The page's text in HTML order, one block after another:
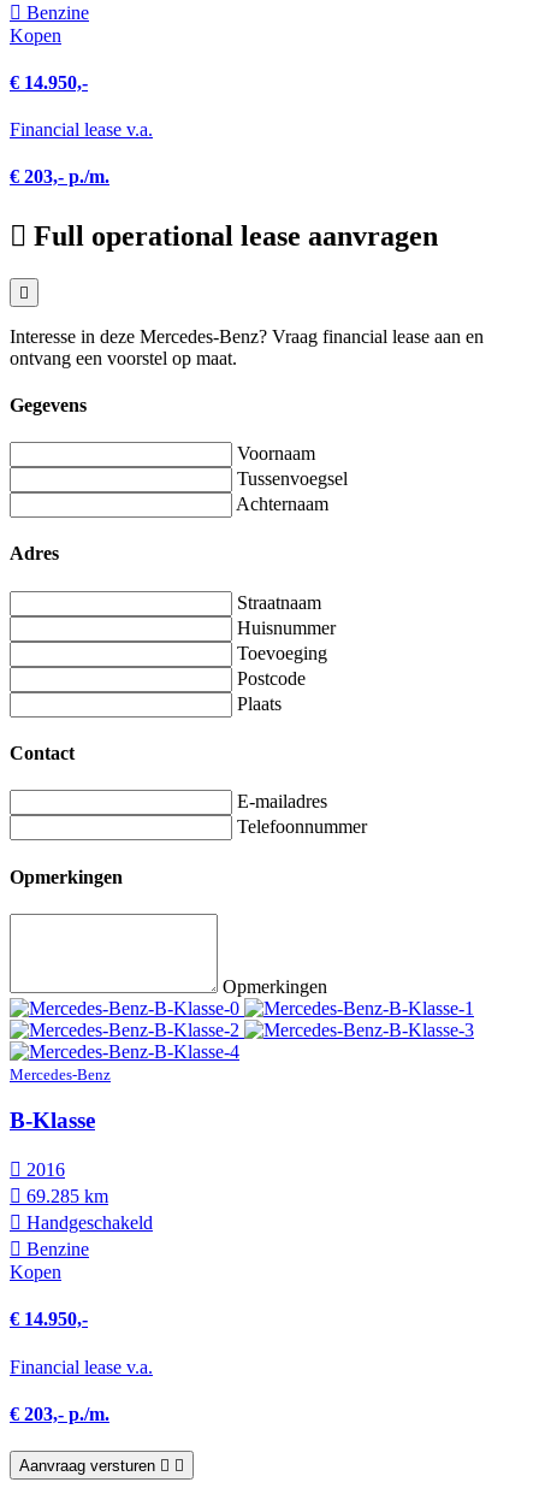
Benzine
Kopen
€ 14.950,-
Financial lease v.a.
€ 203,- p./m.
Full operational lease aanvragen
Interesse in deze Mercedes-Benz? Vraag financial lease aan en
ontvang een voorstel op maat.
Gegevens
Voornaam
Tussenvoegsel
Achternaam
Adres
Straatnaam
Huisnummer
Toevoeging
Postcode
Plaats
Contact
E-mailadres
Telefoonnummer
Opmerkingen
Opmerkingen
Mercedes-Benz
B-Klasse
2016
69.285 km
Hand­geschakeld
Benzine
Kopen
€ 14.950,-
Financial lease v.a.
€ 203,- p./m.
Aanvraag versturen